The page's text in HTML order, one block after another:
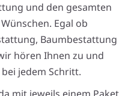
und den gesamten
Egal ob
Baumbestattung
hören Ihnen zu und
jedem Schritt.